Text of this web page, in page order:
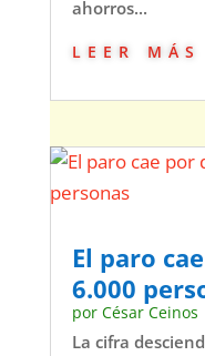
ahorros...
leer más
El paro
6.000
por César Ceinos
La cifra